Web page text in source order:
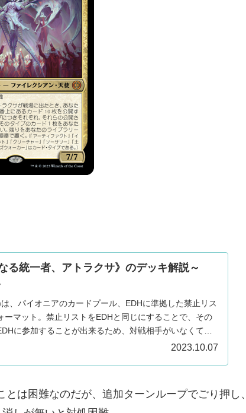
る統一者、アトラクサ》のデッキ解説～
、パイオニアのカードプール、EDHに準拠した禁止リス
ーマット。禁止リストをEDHと同じにすることで、その
に参加することが出来るため、対戦相手がいなくて戦
2023.10.07
は困難なのだが、追加ターンループでごり押し、